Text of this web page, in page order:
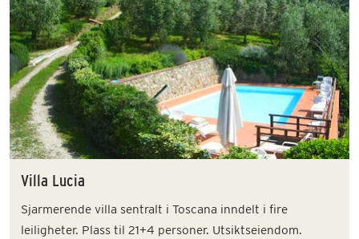
Villa Lucia
Sjarmerende villa sentralt i Toscana inndelt i fire
leiligheter. Plass til 21+4 personer. Utsiktseiendom.